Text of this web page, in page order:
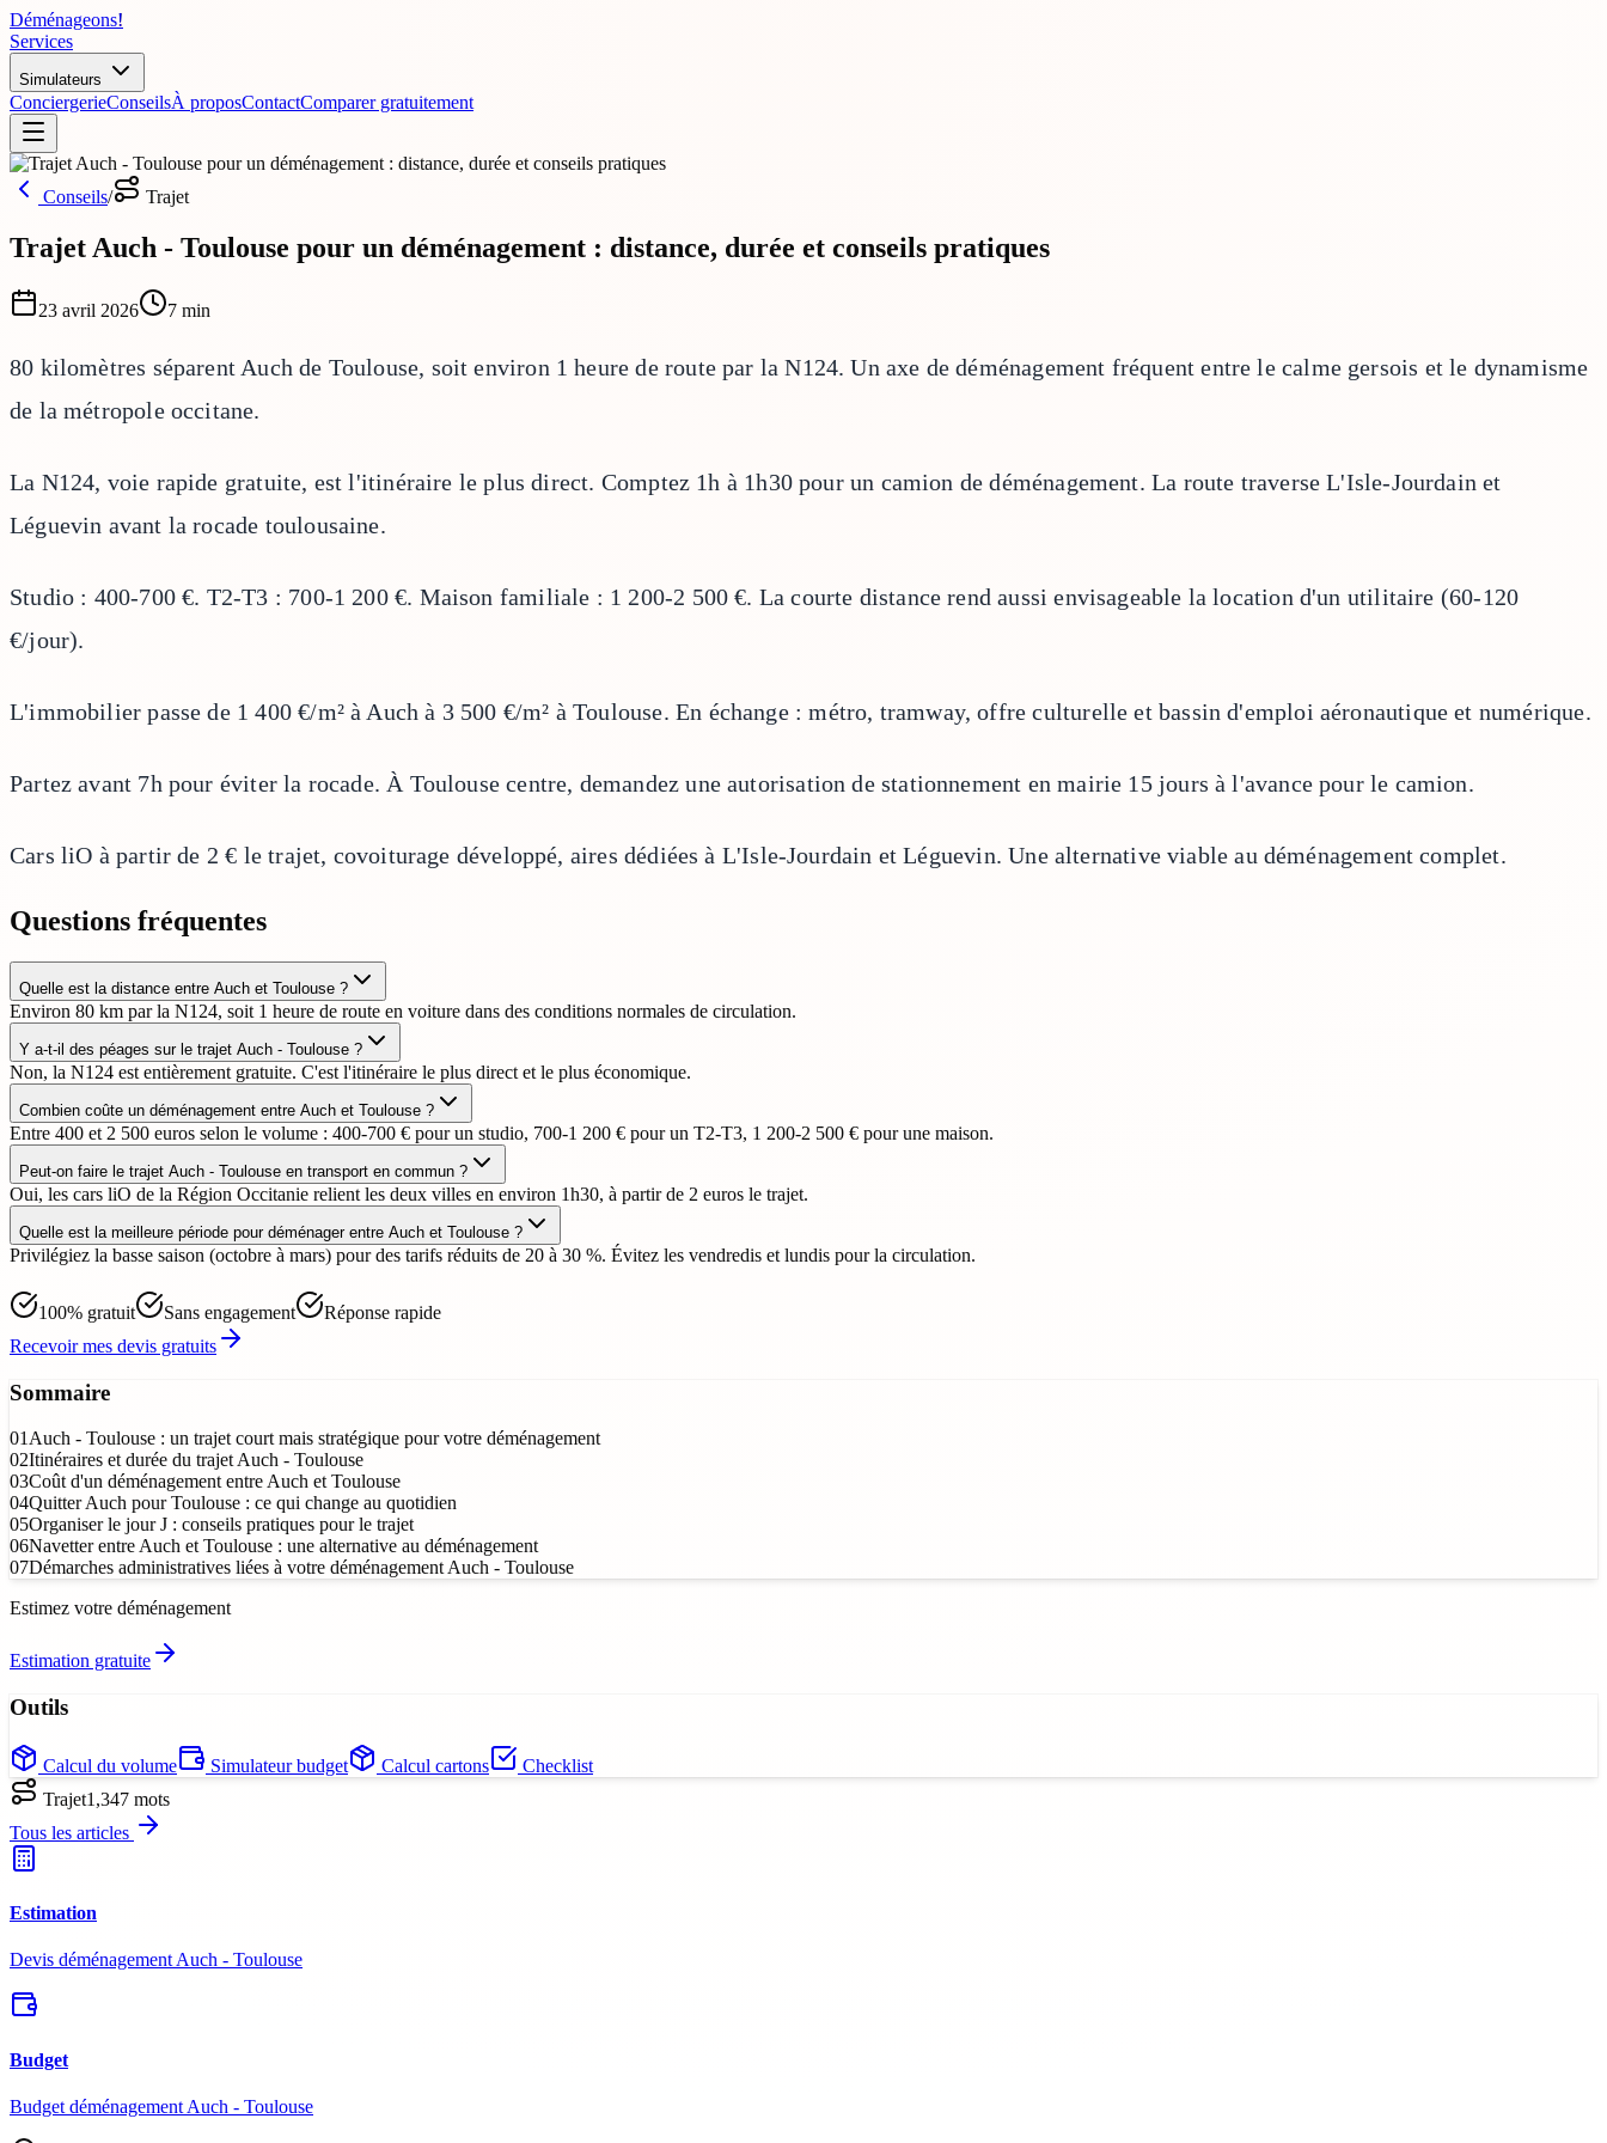
Déménageons!
Services
Simulateurs
ConciergerieConseilsÀ proposContactComparer gratuitement
Conseils/ Trajet
Trajet Auch - Toulouse pour un déménagement : distance, durée et conseils pratiques
23 avril 2026 7 min
80 kilomètres séparent Auch de Toulouse, soit environ 1 heure de route par la N124. Un axe de déménagement fréquent entre le calme gersois et le dynamisme
de la métropole occitane.
La N124, voie rapide gratuite, est l'itinéraire le plus direct. Comptez 1h à 1h30 pour un camion de déménagement. La route traverse L'Isle-Jourdain et
Léguevin avant la rocade toulousaine.
Studio : 400-700 €. T2-T3 : 700-1 200 €. Maison familiale : 1 200-2 500 €. La courte distance rend aussi envisageable la location d'un utilitaire (60-120
€/jour).
L'immobilier passe de 1 400 €/m² à Auch à 3 500 €/m² à Toulouse. En échange : métro, tramway, offre culturelle et bassin d'emploi aéronautique et numérique.
Partez avant 7h pour éviter la rocade. À Toulouse centre, demandez une autorisation de stationnement en mairie 15 jours à l'avance pour le camion.
Cars liO à partir de 2 € le trajet, covoiturage développé, aires dédiées à L'Isle-Jourdain et Léguevin. Une alternative viable au déménagement complet.
Questions fréquentes
Quelle est la distance entre Auch et Toulouse ?
Environ 80 km par la N124, soit 1 heure de route en voiture dans des conditions normales de circulation.
Y a-t-il des péages sur le trajet Auch - Toulouse ?
Non, la N124 est entièrement gratuite. C'est l'itinéraire le plus direct et le plus économique.
Combien coûte un déménagement entre Auch et Toulouse ?
Entre 400 et 2 500 euros selon le volume : 400-700 € pour un studio, 700-1 200 € pour un T2-T3, 1 200-2 500 € pour une maison.
Peut-on faire le trajet Auch - Toulouse en transport en commun ?
Oui, les cars liO de la Région Occitanie relient les deux villes en environ 1h30, à partir de 2 euros le trajet.
Quelle est la meilleure période pour déménager entre Auch et Toulouse ?
Privilégiez la basse saison (octobre à mars) pour des tarifs réduits de 20 à 30 %. Évitez les vendredis et lundis pour la circulation.
100% gratuit Sans engagement
Réponse rapide
Recevoir mes devis gratuits
Sommaire
01 Auch - Toulouse : un trajet court mais stratégique pour votre déménagement
02Itinéraires et durée du trajet Auch - Toulouse
03Coût d'un déménagement entre Auch et Toulouse
04Quitter Auch pour Toulouse : ce qui change au quotidien
05Organiser le jour J : conseils pratiques pour le trajet
06Navetter entre Auch et Toulouse : une alternative au déménagement
07Démarches administratives liées à votre déménagement Auch - Toulouse
Estimez votre déménagement
Estimation gratuite
Outils
Calcul du volume Simulateur budget Calcul cartons
Checklist
Trajet1,347 mots
Tous les articles
Estimation
Devis déménagement Auch - Toulouse
Budget
Budget déménagement Auch - Toulouse